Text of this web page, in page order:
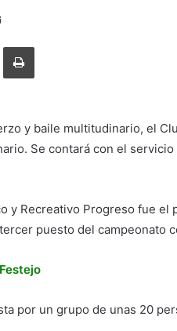
Send
email
Imprimir
y baile multitudinario, el
Se contará con el
y Recreativo Progreso fue el
puesto del campeonato
por un grupo de unas 20